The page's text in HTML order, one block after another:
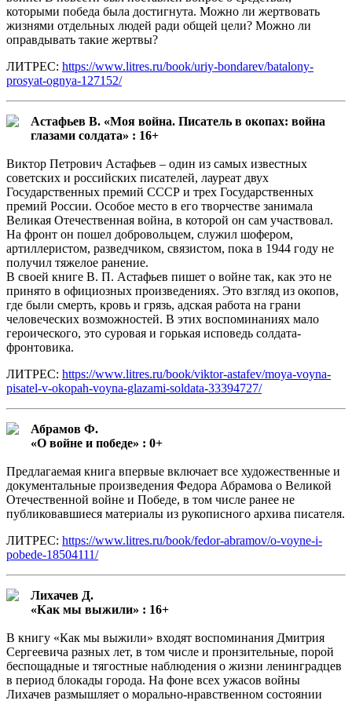
которыми победа была достигнута. Можно ли жертвовать
жизнями отдельных людей ради общей цели? Можно ли
оправдывать такие жертвы?
ЛИТРЕС: https://www.litres.ru/book/uriy-bondarev/batalony-
prosyat-ognya-127152/
Астафьев В. «Моя война. Писатель в окопах: война
глазами солдата» : 16+
Виктор Петрович Астафьев – один из самых известных
советских и российских писателей, лауреат двух
Государственных премий СССР и трех Государственных
премий России. Особое место в его творчестве занимала
Великая Отечественная война, в которой он сам участвовал.
На фронт он пошел добровольцем, служил шофером,
артиллеристом, разведчиком, связистом, пока в 1944 году не
получил тяжелое ранение.
В своей книге В. П. Астафьев пишет о войне так, как это не
принято в официозных произведениях. Это взгляд из окопов,
где были смерть, кровь и грязь, адская работа на грани
человеческих возможностей. В этих воспоминаниях мало
героического, это суровая и горькая исповедь солдата-
фронтовика.
ЛИТРЕС: https://www.litres.ru/book/viktor-astafev/moya-voyna-
pisatel-v-okopah-voyna-glazami-soldata-33394727/
Абрамов Ф.
«О войне и победе» : 0+
Предлагаемая книга впервые включает все художественные и
документальные произведения Федора Абрамова о Великой
Отечественной войне и Победе, в том числе ранее не
публиковавшиеся материалы из рукописного архива писателя.
ЛИТРЕС: https://www.litres.ru/book/fedor-abramov/o-voyne-i-
pobede-18504111/
Лихачев Д.
«Как мы выжили» : 16+
В книгу «Как мы выжили» входят воспоминания Дмитрия
Сергеевича разных лет, в том числе и пронзительные, порой
беспощадные и тягостные наблюдения о жизни ленинградцев
в период блокады города. На фоне всех ужасов войны
Лихачев размышляет о морально-нравственном состоянии